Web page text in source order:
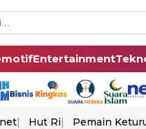
Entertainment
Hut Ri Pemain